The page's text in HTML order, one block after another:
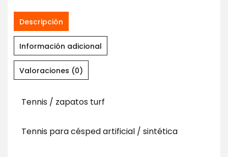
Descripción
Información adicional
Valoraciones (0)
Tennis / zapatos turf
Tennis para césped artificial / sintética